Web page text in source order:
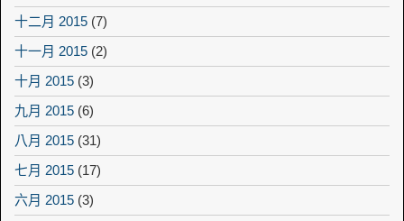
十二月 2015 (7)
十一月 2015 (2)
十月 2015 (3)
九月 2015 (6)
八月 2015 (31)
七月 2015 (17)
六月 2015 (3)